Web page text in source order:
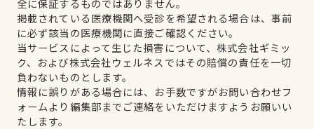
全に保証するものではありません。
掲載されている医療機関へ受診を希望される場合は、事前
に必ず該当の医療機関に直接ご確認ください。
当サービスによって生じた損害について、株式会社ギミッ
ク、および株式会社ウェルネスではその賠償の責任を一切
負わないものとします。
情報に誤りがある場合には、お手数ですがお問い合わせフ
ォームより編集部までご連絡をいただけますようお願いい
たします。